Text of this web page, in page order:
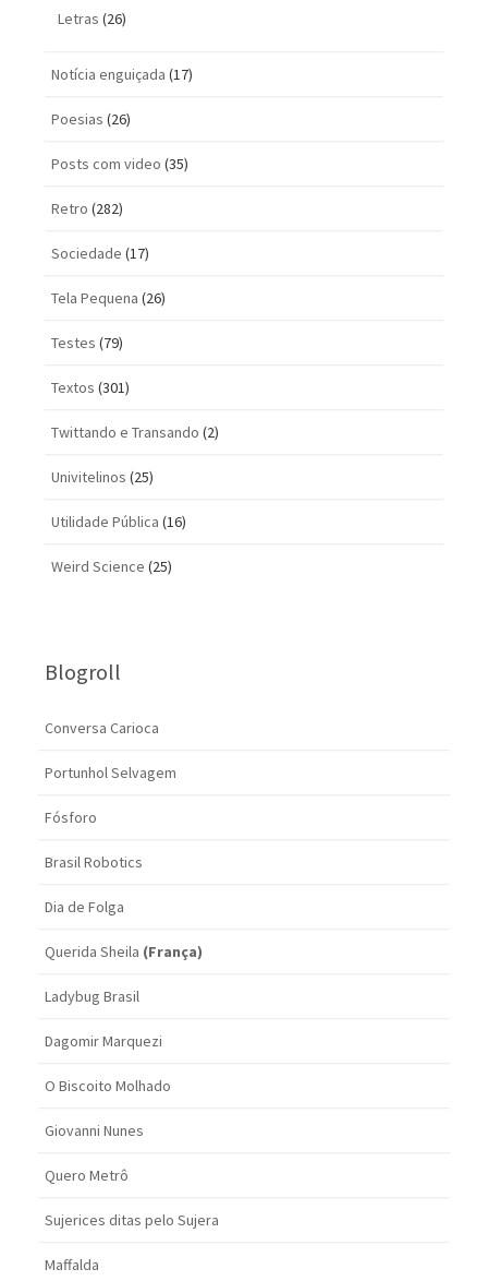
Letras (26)
Notícia enguiçada (17)
Poesias (26)
Posts com vi­deo (35)
Retro (282)
Sociedade (17)
Tela Pequena (26)
Testes (79)
Textos (301)
Twittando e Transando (2)
Univitelinos (25)
Utilidade Pública (16)
Weird Science (25)
Blogroll
Conversa Carioca
Portunhol Selvagem
Fósforo
Brasil Robotics
Dia de Folga
Querida Sheila (França)
Ladybug Brasil
Dagomir Marquezi
O Biscoito Molhado
Giovanni Nunes
Quero Metrô
Sujerices ditas pelo Sujera
Maffalda